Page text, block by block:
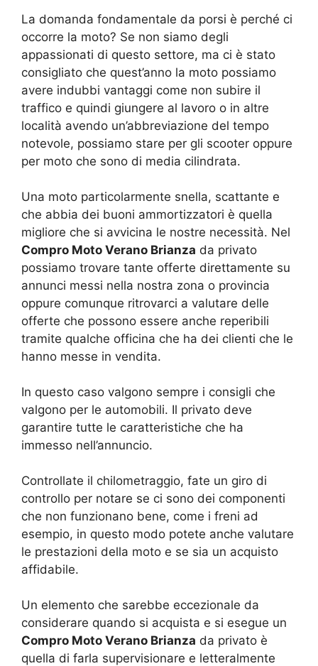
La domanda fondamentale da porsi è perché ci
occorre la moto? Se non siamo degli
appassionati di questo settore, ma ci è stato
consigliato che quest’anno la moto possiamo
avere indubbi vantaggi come non subire il
traffico e quindi giungere al lavoro o in altre
località avendo un’abbreviazione del tempo
notevole, possiamo stare per gli scooter oppure
per moto che sono di media cilindrata.
Una moto particolarmente snella, scattante e
che abbia dei buoni ammortizzatori è quella
migliore che si avvicina le nostre necessità. Nel
Compro Moto Verano Brianza da privato
possiamo trovare tante offerte direttamente su
annunci messi nella nostra zona o provincia
oppure comunque ritrovarci a valutare delle
offerte che possono essere anche reperibili
tramite qualche officina che ha dei clienti che le
hanno messe in vendita.
In questo caso valgono sempre i consigli che
valgono per le automobili. Il privato deve
garantire tutte le caratteristiche che ha
immesso nell’annuncio.
Controllate il chilometraggio, fate un giro di
controllo per notare se ci sono dei componenti
che non funzionano bene, come i freni ad
esempio, in questo modo potete anche valutare
le prestazioni della moto e se sia un acquisto
affidabile.
Un elemento che sarebbe eccezionale da
considerare quando si acquista e si esegue un
Compro Moto Verano Brianza da privato è
quella di farla supervisionare e letteralmente